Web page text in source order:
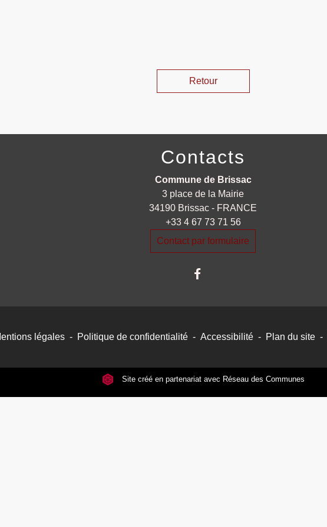
Retour
Contacts
Commune de Brissac
3 place de la Mairie
34190 Brissac - FRANCE
+33 4 67 73 71 56
Contact par formulaire
légales - Politique de confidentialité - Accessibilité - Plan du site -
Site créé en partenariat avec Réseau des Communes